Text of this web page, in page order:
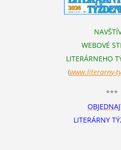
WEBOVÉ
LITERÁRNEHO
(www.literarny-
***
LITERÁRNY